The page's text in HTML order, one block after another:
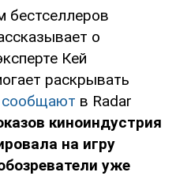
бестселлеров
о
Кей
раскрывать
сообщают в Radar
киноиндустрия
на игру
уже